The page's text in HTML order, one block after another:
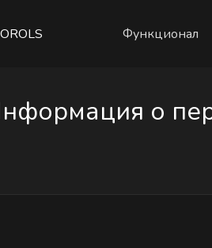
Функционал
о